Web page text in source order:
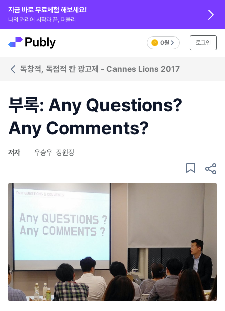
지금 바로 무료체험 해보세요!
나의 커리어 시작과 끝, 퍼블리
0원 로그인
독창적, 독점적 칸 광고제 - Cannes Lions 2017
부록: Any Questions?
Any Comments?
저자 우승우 장원정